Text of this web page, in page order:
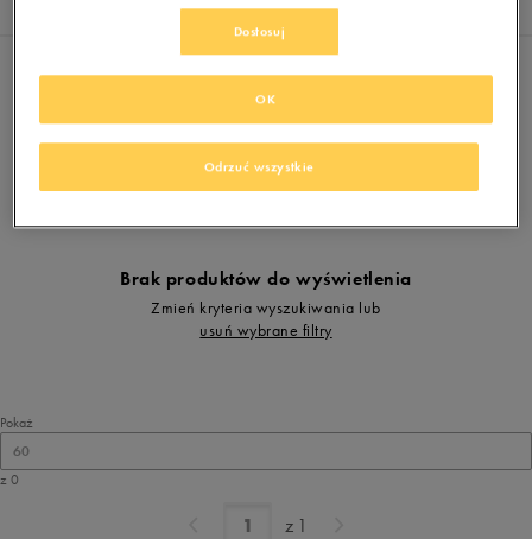
z 0
Brak produktów do wyświetlenia
Zmień kryteria wyszukiwania lub
usuń wybrane filtry
Pokaż
60
z 0
z 1
Dostosuj
Odrzuć wszystkie
OK